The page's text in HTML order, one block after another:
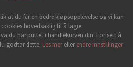
at du får en bedre kjøpsopplevelse og vi kan
cookies hovedsaklig til å lagre
du har puttet i handlekurven din. Fortsett å
godtar dette. Les merellerendre innstillinger